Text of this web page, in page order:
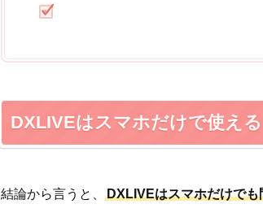
DXLIVEはスマホだけで使える
結論から言うと、 DXLIVEはスマホだけで